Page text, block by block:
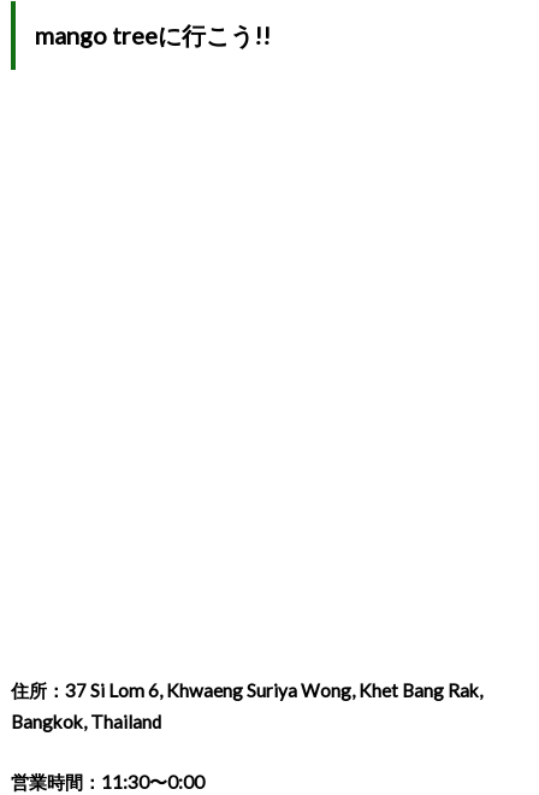
mango treeに行こう!!
住所：37 Si Lom 6, Khwaeng Suriya Wong, Khet Bang Rak,
Bangkok, Thailand
営業時間：11:30〜0:00